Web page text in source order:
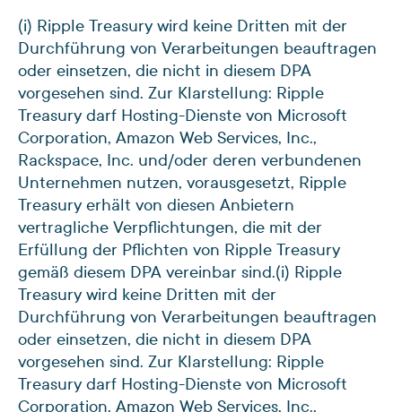
(i) Ripple Treasury wird keine Dritten mit der
Durchführung von Verarbeitungen beauftragen
oder einsetzen, die nicht in diesem DPA
vorgesehen sind. Zur Klarstellung: Ripple
Treasury darf Hosting-Dienste von Microsoft
Corporation, Amazon Web Services, Inc.,
Rackspace, Inc. und/oder deren verbundenen
Unternehmen nutzen, vorausgesetzt, Ripple
Treasury erhält von diesen Anbietern
vertragliche Verpflichtungen, die mit der
Erfüllung der Pflichten von Ripple Treasury
gemäß diesem DPA vereinbar sind.(i) Ripple
Treasury wird keine Dritten mit der
Durchführung von Verarbeitungen beauftragen
oder einsetzen, die nicht in diesem DPA
vorgesehen sind. Zur Klarstellung: Ripple
Treasury darf Hosting-Dienste von Microsoft
Corporation, Amazon Web Services, Inc.,